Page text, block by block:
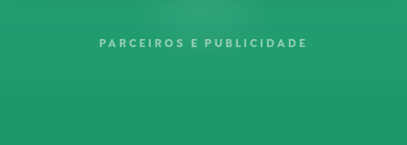
PARCEIROS E PUBLICIDADE